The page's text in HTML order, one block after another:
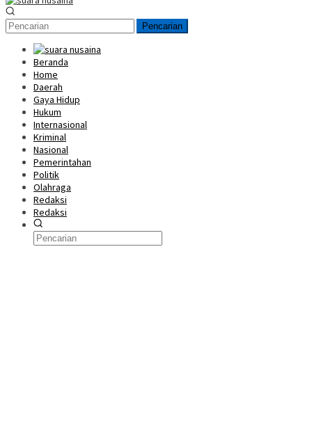
Pencarian
Beranda
Home
Daerah
Gaya Hidup
Hukum
Internasional
Kriminal
Nasional
Pemerintahan
Politik
Olahraga
Redaksi
Redaksi